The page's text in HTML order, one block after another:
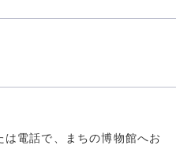
電話で、まちの博物館へお